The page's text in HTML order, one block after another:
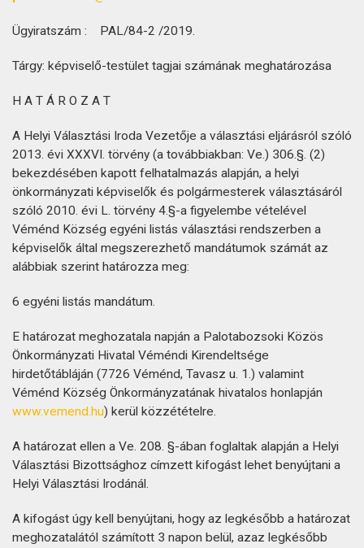
Ügyiratszám : PAL/84-2 /2019.
Tárgy: képviselő-testület tagjai számának meghatározása
H A T Á R O Z A T
A Helyi Választási Iroda Vezetője a választási eljárásról szóló
2013. évi XXXVI. törvény (a továbbiakban: Ve.) 306.§. (2)
bekezdésében kapott felhatalmazás alapján, a helyi
önkormányzati képviselők és polgármesterek választásáról
szóló 2010. évi L. törvény 4.§-a figyelembe vételével
Véménd Község egyéni listás választási rendszerben a
képviselők által megszerezhető mandátumok számát az
alábbiak szerint határozza meg:
6 egyéni listás mandátum.
E határozat meghozatala napján a Palotabozsoki Közös
Önkormányzati Hivatal Véméndi Kirendeltsége
hirdetőtábláján (7726 Véménd, Tavasz u. 1.) valamint
Véménd Község Önkormányzatának hivatalos honlapján
www.vemend.hu) kerül közzétételre.
A határozat ellen a Ve. 208. §-ában foglaltak alapján a Helyi
Választási Bizottsághoz címzett kifogást lehet benyújtani a
Helyi Választási Irodánál.
A kifogást úgy kell benyújtani, hogy az legkésőbb a határozat
meghozatalától számított 3 napon belül, azaz legkésőbb